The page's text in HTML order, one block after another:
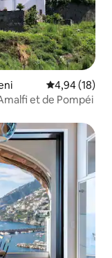
Évaluation
4,94 (18)
et de Pompéi